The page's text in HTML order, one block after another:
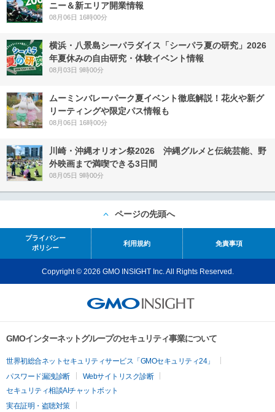
ニー＆新エリア開業情報
08月06日 16時00分
横浜・八景島シーパラダイス「シーパラ夏の研究」2026
年夏休みの自由研究・体験イベント情報
08月03日 9時00分
ムーミンバレーパーク夏イベント徹底解説！花火や新グ
リーティングや限定パス情報も
08月06日 16時00分
川崎・沖縄オリオン祭2026 沖縄グルメと伝統芸能、野
外映画まで満喫できる3日間
08月05日 9時00分
ページの先頭へ
プライバシー
ポリシー
利用規約 免責事項
Copyright © 2026 GMO INSIGHT Inc. All Rights Reserved.
GMOインターネットグループのセキュリティ事業について
世界初総合ネットセキュリティサービス「GMOセキュリティ24」
パスワード漏洩診断
Webサイトリスク診断
セキュリティ相談AIチャットボット
実在証明・盗聴対策